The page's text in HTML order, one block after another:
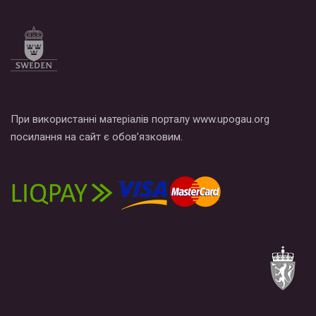
При використанні матеріалів порталу www.upogau.org
посилання на сайт є обов’язковим.